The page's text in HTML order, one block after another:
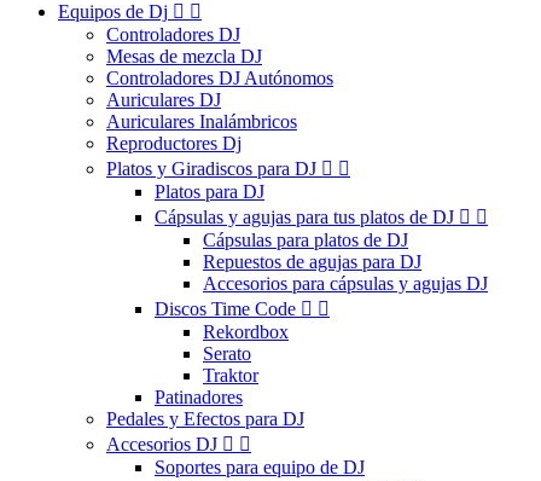
Equipos de Dj  
Controladores DJ
Mesas de mezcla DJ
Controladores DJ Autónomos
Auriculares DJ
Auriculares Inalámbricos
Reproductores Dj
Platos y Giradiscos para DJ  
Platos para DJ
Cápsulas y agujas para tus platos de DJ  
Cápsulas para platos de DJ
Repuestos de agujas para DJ
Accesorios para cápsulas y agujas DJ
Discos Time Code  
Rekordbox
Serato
Traktor
Patinadores
Pedales y Efectos para DJ
Accesorios DJ  
Soportes para equipo de DJ